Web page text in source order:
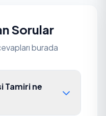
Sorular
burada
Tamiri ne